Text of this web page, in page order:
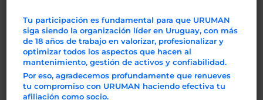
2do. Día Internacional del Mantenimento
1° INGURU – Del 15 al 18 de Noviembre
Categorías
Tu participación es fundamental para que URUMAN
siga siendo la organización líder en Uruguay, con más
de 18 años de trabajo en valorizar, profesionalizar y
optimizar todos los aspectos que hacen al
mantenimiento, gestión de activos y confiabilidad.
Por eso, agradecemos profundamente que renueves
tu compromiso con URUMAN haciendo efectiva tu
afiliación como socio.